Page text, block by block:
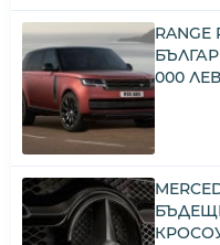
000